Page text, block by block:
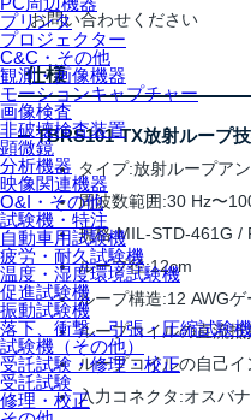
プリンタ
プロジェクター
C&C・その他
観測・画像機器
モーションキャプチャー
画像検査
非破壊検査装置
顕微鏡
分析機器
映像関連機器
O&I・その他
試験機・特注
自動車用試験機
疲労・耐久試験機
温度・湿度環境試験機
促進試験機
振動試験機
落下、衝撃、引張・圧縮試験機
試験機（その他）
受託試験・修理・校正
受託試験
修理・校正
お問い合わせください
仕様
TBRS101-TX放射ループ
タイプ:放射ループア
周波数範囲:30 Hz〜
規格:MIL-STD-461G /
ループ径:12cm
ループ構造:12 AWG
ループコイルの直流
ループコイルの自己
入力コネクタ:オスバ